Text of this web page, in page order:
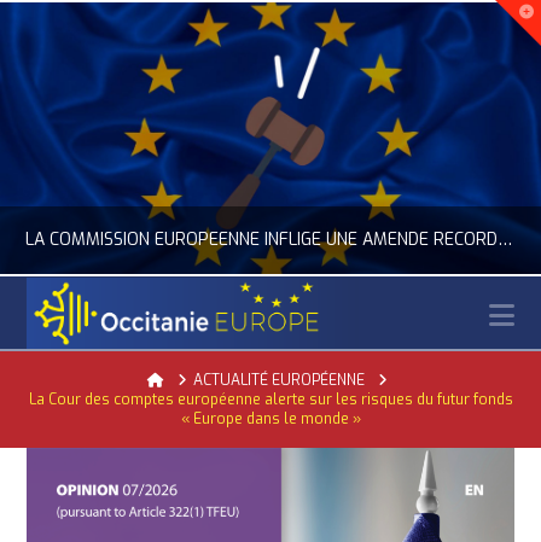
LA COMMISSION EUROPÉENNE INFLIGE UNE AMENDE RECORD À GOOGLE
DE L'UNION EUROPÉENNE, ACTUALITÉ DE LA REPRÉSENTATION D’OCCITANIE EUROPE, NUMÉRIQUE- DIGITAL
HomeACTUALITÉ EUROPÉENNE
La Cour des comptes européenne alerte sur les risques du futur fonds
« Europe dans le monde »